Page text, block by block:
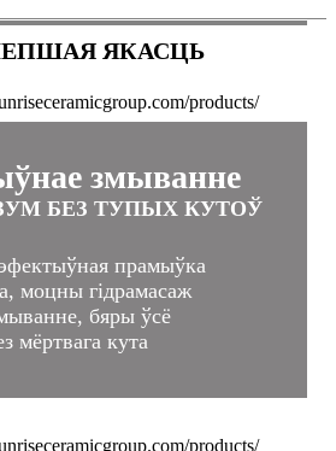
ЯКАСЦЬ
змыванне
БЕЗ ТУПЫХ КУТОЎ
прамыўка
моцны гідрамасаж
бяры ўсё
мёртвага кута